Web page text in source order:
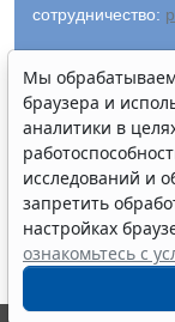
сотрудничество:
© ООО "НПП
и ее партнеры
Мы
браузера и
аналитики в
исследований и
запретить
настройках
ознакомьтесь с